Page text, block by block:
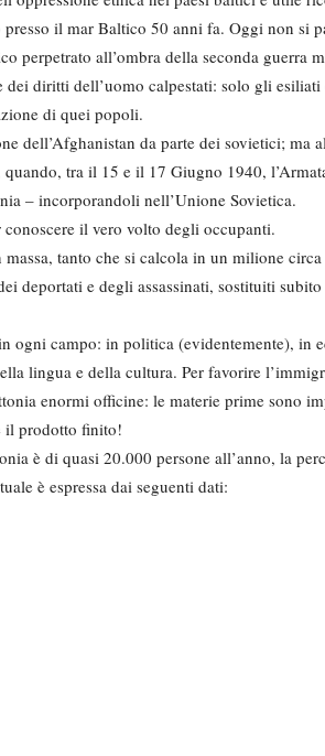
il mar Baltico 50 anni fa. Oggi non si
perpetrato all’ombra della seconda guerra
dei diritti dell’uomo calpestati: solo gli
di quei popoli.
dell’Afghanistan da parte dei sovietici; ma
tra il 15 e il 17 Giugno 1940,
– incorporandoli nell’Unione Sovietica.
il vero volto degli occupanti.
tanto che si calcola in un milione
deportati e degli assassi­nati, sostituiti
ogni campo: in politica (evidentemente), in
lingua e della cultura. Per favorire
enormi officine: le materie prime sono
il prodotto finito!
è di quasi 20.000 per­sone all’anno, la
è espressa dai seguenti dati: